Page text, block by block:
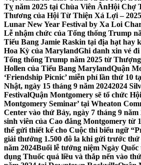
Tỵ năm 2025 tại Chùa Viên ÂnHội Chợ
Thương của Hội Từ Thiện Xá Lợi –
Lunar New Year Festival by Xa Loi
Lễ nhậm chức của Tổng thống Trump
Tiểu Bang Jamie Raskin tại địa hạt hay
Hoa Kỳ của MarylandGhi danh xin vé
Tổng thống Trump năm 2025 từ
Hollen của Tiểu Bang MarylandQuận
‘Friendship Picnic’ miễn phí lần thứ 10
Nhật, ngày 15 tháng 9 năm 20242024
FestivalQuận Montgomery sẽ tổ chức
Montgomery Seminar’ tại Wheaton
Center vào thứ Bảy, ngày 7 tháng 9 năm
sinh viên của Cao đẳng Montgomery từ
thể gửi thiết kế cho Cuộc thi biểu ngữ
giải thưởng 1.500 đô la khi gửi trước thứ
năm 2024Buổi lễ tưởng niệm Ngày
dụng Thuốc quá liều và thắp nến vào